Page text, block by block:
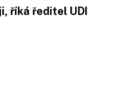
říká ředitel UDI